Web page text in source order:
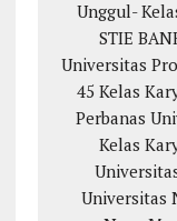
Unggul-
STIE
Universitas
45 Kelas
Perbanas
Kelas
Universitas